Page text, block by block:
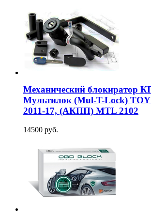
Механический блокиратор
Мультилок (Mul-T-Lock)
2011-17, (АКПП) MTL 2102
14500 руб.